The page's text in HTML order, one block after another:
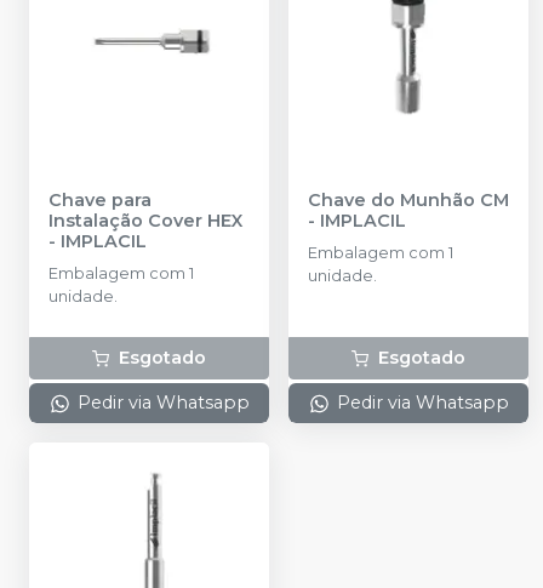
Chave para
Instalação Cover HEX
- IMPLACIL
Embalagem com 1
unidade.
Esgotado
Pedir via Whatsapp
Chave do Munhão CM
- IMPLACIL
Embalagem com 1
unidade.
Esgotado
Pedir via Whatsapp